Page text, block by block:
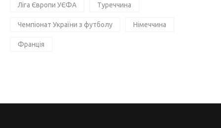
Ліга Європи УЄФА Туреччина
Чемпіонат України з футболу Німеччина
Франція